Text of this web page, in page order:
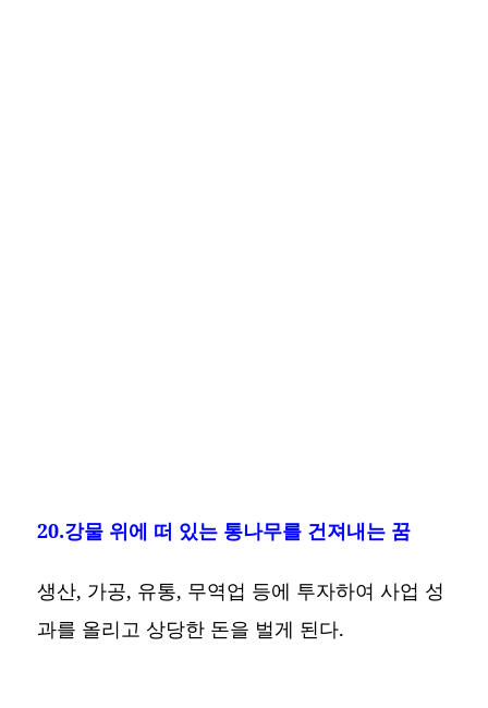
20.강물 위에 떠 있는 통나무를 건져내는 꿈
생산, 가공, 유통, 무역업 등에 투자하여 사업 성
과를 올리고 상당한 돈을 벌게 된다.